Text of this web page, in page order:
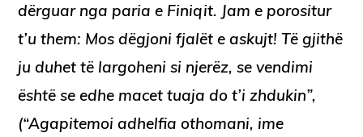
dërguar nga paria e Finiqit. Jam e porositur
t’u them: Mos dëgjoni fjalët e askujt! Të gjithë
ju duhet të largoheni si njerëz, se vendimi
është se edhe macet tuaja do t’i zhdukin”,
(“Agapitemoi adhelfia othomani, ime